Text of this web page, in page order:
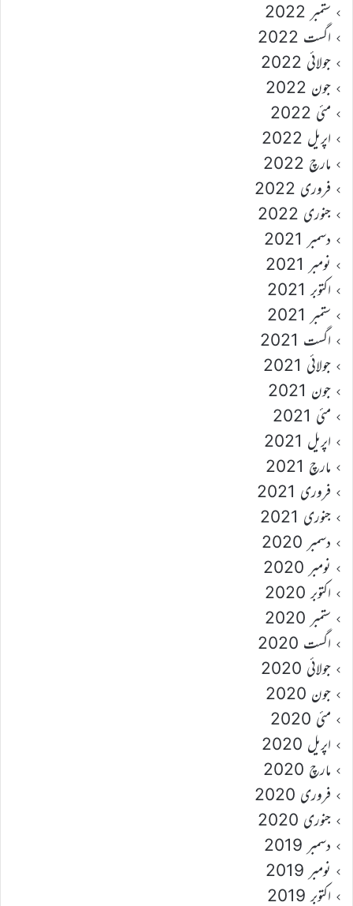
ستمبر 2022
اگست 2022
جولائی 2022
جون 2022
مئی 2022
اپریل 2022
مارچ 2022
فروری 2022
جنوری 2022
دسمبر 2021
نومبر 2021
اکتوبر 2021
ستمبر 2021
اگست 2021
جولائی 2021
جون 2021
مئی 2021
اپریل 2021
مارچ 2021
فروری 2021
جنوری 2021
دسمبر 2020
نومبر 2020
اکتوبر 2020
ستمبر 2020
اگست 2020
جولائی 2020
جون 2020
مئی 2020
اپریل 2020
مارچ 2020
فروری 2020
جنوری 2020
دسمبر 2019
نومبر 2019
اکتوبر 2019